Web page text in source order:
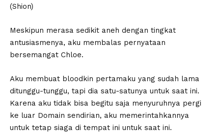
(Shion)
Meskipun merasa sedikit aneh dengan tingkat
antusiasmenya, aku membalas pernyataan
bersemangat Chloe.
Aku membuat bloodkin pertamaku yang sudah lama
ditunggu-tunggu, tapi dia satu-satunya untuk saat ini.
Karena aku tidak bisa begitu saja menyuruhnya pergi
ke luar Domain sendirian, aku memerintahkannya
untuk tetap siaga di tempat ini untuk saat ini.